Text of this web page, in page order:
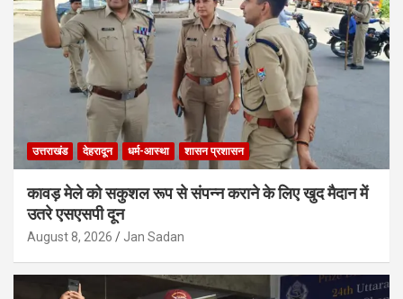
उत्तराखंड देहरादून धर्म-आस्था शासन प्रशासन
कावड़ मेले को सकुशल रूप से संपन्न कराने के लिए खुद मैदान में
उतरे एसएसपी दून
August 8, 2026 Jan Sadan